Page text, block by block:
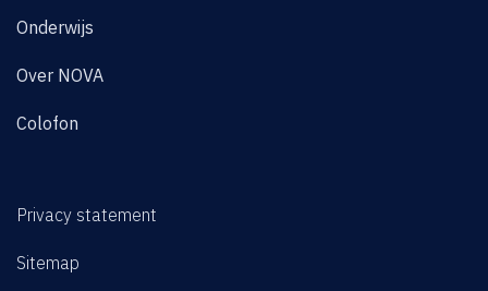
Onderwijs
Over NOVA
Colofon
Privacy statement
Sitemap